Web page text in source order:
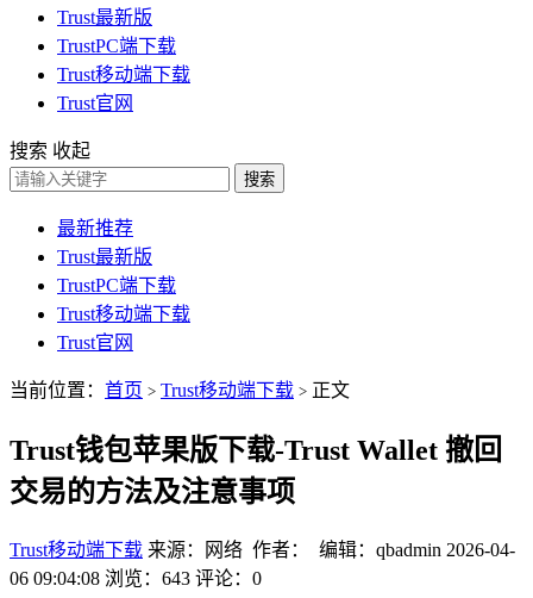
Trust最新版
TrustPC端下载
Trust移动端下载
Trust官网
搜索 收起
搜索
最新推荐
Trust最新版
TrustPC端下载
Trust移动端下载
Trust官网
当前位置： 首页 > Trust移动端下载 > 正文
Trust钱包苹果版下载-Trust Wallet 撤回
交易的方法及注意事项
Trust移动端下载 来源：网络 作者： 编辑：qbadmin 2026-04-
06 09:04:08 浏览：643 评论：0